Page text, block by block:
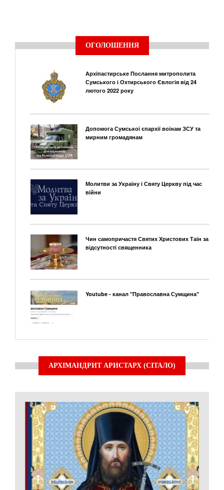
ОГОЛОШЕННЯ
Архіпастирське Послання митрополита
Сумського і Охтирського Євлогія від 24
лютого 2022 року
Допомога Сумської єпархії воїнам ЗСУ та
мирним громадянам
Молитви за Україну і Святу Церкву під час
війни
Чин самопричастя Святих Христових Таїн за
відсутності священника
Youtube - канал "Православна Сумщина"
АРХІМАНДРИТ АРИСТАРХ (СІТАЛО)